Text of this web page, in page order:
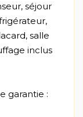
séjour
salle
inclus
garantie :